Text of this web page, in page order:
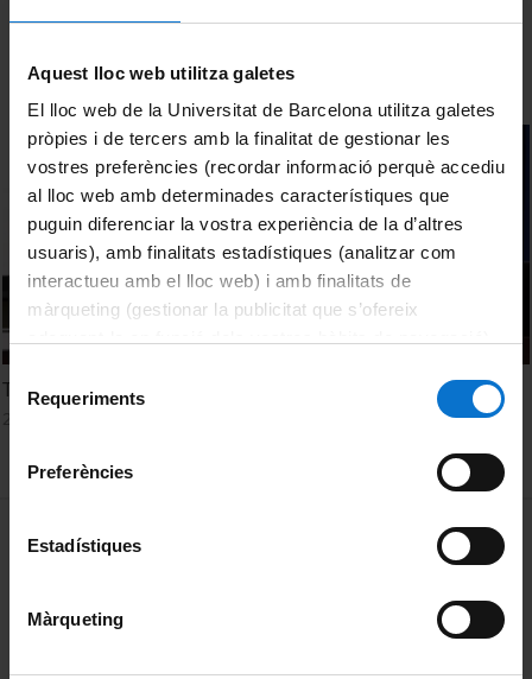
Aquest lloc web utilitza galetes
El lloc web de la Universitat de Barcelona utilitza galetes
pròpies i de tercers amb la finalitat de gestionar les
vostres preferències (recordar informació perquè accediu
al lloc web amb determinades característiques que
puguin diferenciar la vostra experiència de la d’altres
usuaris), amb finalitats estadístiques (analitzar com
interactueu amb el lloc web) i amb finalitats de
màrqueting (gestionar la publicitat que s’ofereix
consultar laPolítica de galetes del lloc web de la
Requeriments
Preferències
Estadístiques
Màrqueting
Ordenar
Taula sobre les relacions entre l’art i la societat
MENÚ PEU 1
Política de Cookies
Privacidad y términos